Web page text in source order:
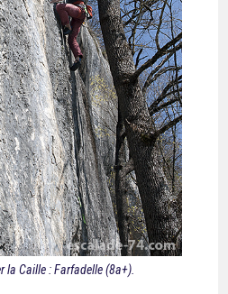
la Caille : Farfadelle (8a+).